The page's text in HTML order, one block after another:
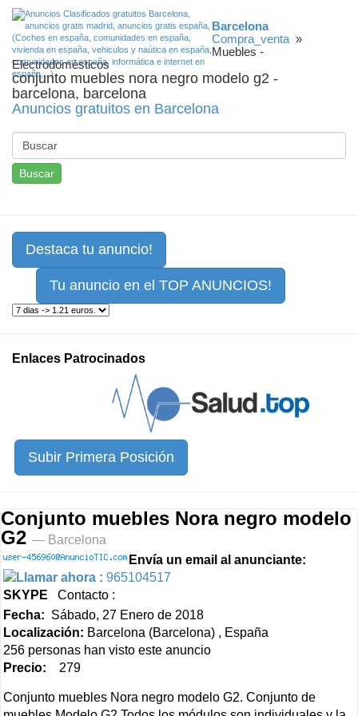
Barcelona
Compra_venta »
Muebles -
Electrodomésticos
conjunto muebles nora negro modelo g2 -
barcelona, barcelona
Anuncios gratuitos en Barcelona
Buscar
Destaca tu anuncio!
Tu anuncio en el TOP ANUNCIOS!
Enlaces Patrocinados
Subir Primera Posición
Conjunto muebles Nora negro modelo
G2 — Barcelona
Envía un email al anunciante:
Llamar ahora : 965104517
SKYPE Contacto :
Fecha: Sábado, 27 Enero de 2018
Localización: Barcelona (Barcelona) , España
256 personas han visto este anuncio
Precio: 279
Conjunto muebles Nora negro modelo G2. Conjunto de